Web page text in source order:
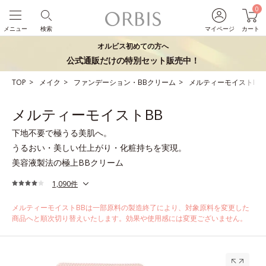
マイページ
0
カート
検索
メニュー
オルビス初めての方へ
公式通販だけの特別セット販売中！
TOP メイク ファンデーション・BBクリーム メルティーモイストBB
メルティーモイストBB
下地不要で極うる美肌へ。
うるおい・美しい仕上がり・化粧持ちを実現。
美容液製法の極上BBクリーム
1,090件
メルティーモイストBBは一部原料の製造終了により、対象原料を変更した
商品へと順次切り替えいたします。効果や使用感には変更ございません。